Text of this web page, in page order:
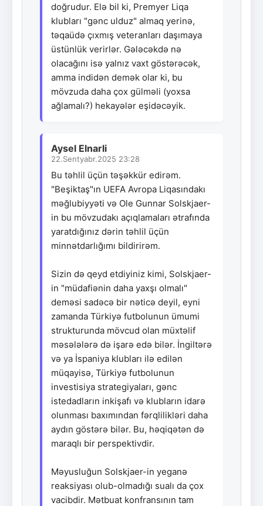
doğrudur. Elə bil ki, Premyer Liqa
klubları "gənc ulduz" almaq yerinə,
təqaüdə çıxmış veteranları daşımaya
üstünlük verirlər. Gələcəkdə nə
olacağını isə yalnız vaxt göstərəcək,
amma indidən demək olar ki, bu
mövzuda daha çox gülməli (yoxsa
ağlamalı?) hekayələr eşidəcəyik.
Aysel Elnarli
22.Sentyabr.2025 23:28
Bu təhlil üçün təşəkkür edirəm.
"Beşiktaş"ın UEFA Avropa Liqasındakı
məğlubiyyəti və Ole Gunnar Solskjaer-
in bu mövzudakı açıqlamaları ətrafında
yaratdığınız dərin təhlil üçün
minnətdarlığımı bildirirəm.
Sizin də qeyd etdiyiniz kimi, Solskjaer-
in "müdafiənin daha yaxşı olmalı"
deməsi sadəcə bir nəticə deyil, eyni
zamanda Türkiyə futbolunun ümumi
strukturunda mövcud olan müxtəlif
məsələlərə də işarə edə bilər. İngiltərə
və ya İspaniya klubları ilə edilən
müqayisə, Türkiyə futbolunun
investisiya strategiyaları, gənc
istedadların inkişafı və klubların idarə
olunması baxımından fərqlilikləri daha
aydın göstərə bilər. Bu, həqiqətən də
maraqlı bir perspektivdir.
Məyusluğun Solskjaer-in yeganə
reaksiyası olub-olmadığı sualı da çox
vacibdir. Mətbuat konfransının tam